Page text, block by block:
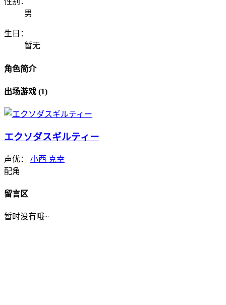
男
生日：
暂无
角色简介
出场游戏 (1)
エクソダスギルティー
声优： 小西 克幸
配角
留言区
暂时没有哦~